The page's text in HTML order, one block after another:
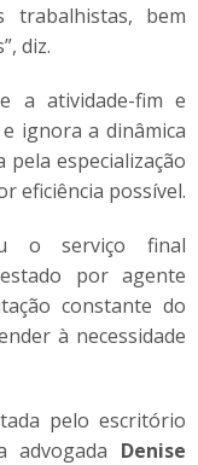
trabalhistas, bem
diz.
a atividade-fim e
ignora a dinâmica
especialização
eficiência possível.
o serviço final
por agente
constante do
à necessidade
pelo escritório
advogada Denise